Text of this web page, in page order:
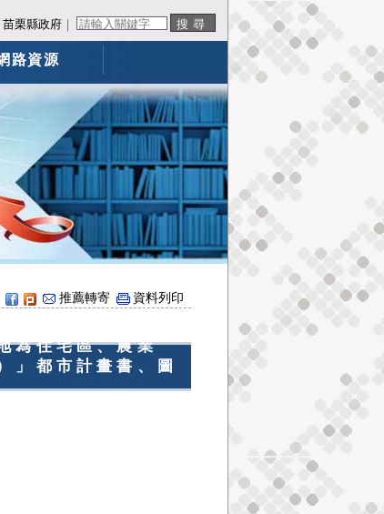
苗栗縣政府
路資源
推薦轉寄 資料列印
為住宅區、農業
」都市計畫書、圖